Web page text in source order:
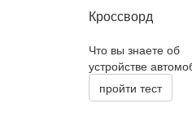
Кроссворд
Что вы знаете об
устройстве
пройти тест